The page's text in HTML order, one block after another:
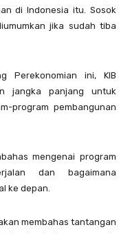
di Indonesia itu. Sosok
jika sudah tiba
Perekonomian ini, KIB
jangka panjang untuk
program pembangunan
mengenai program
dan bagaimana
ke depan.
membahas tantangan